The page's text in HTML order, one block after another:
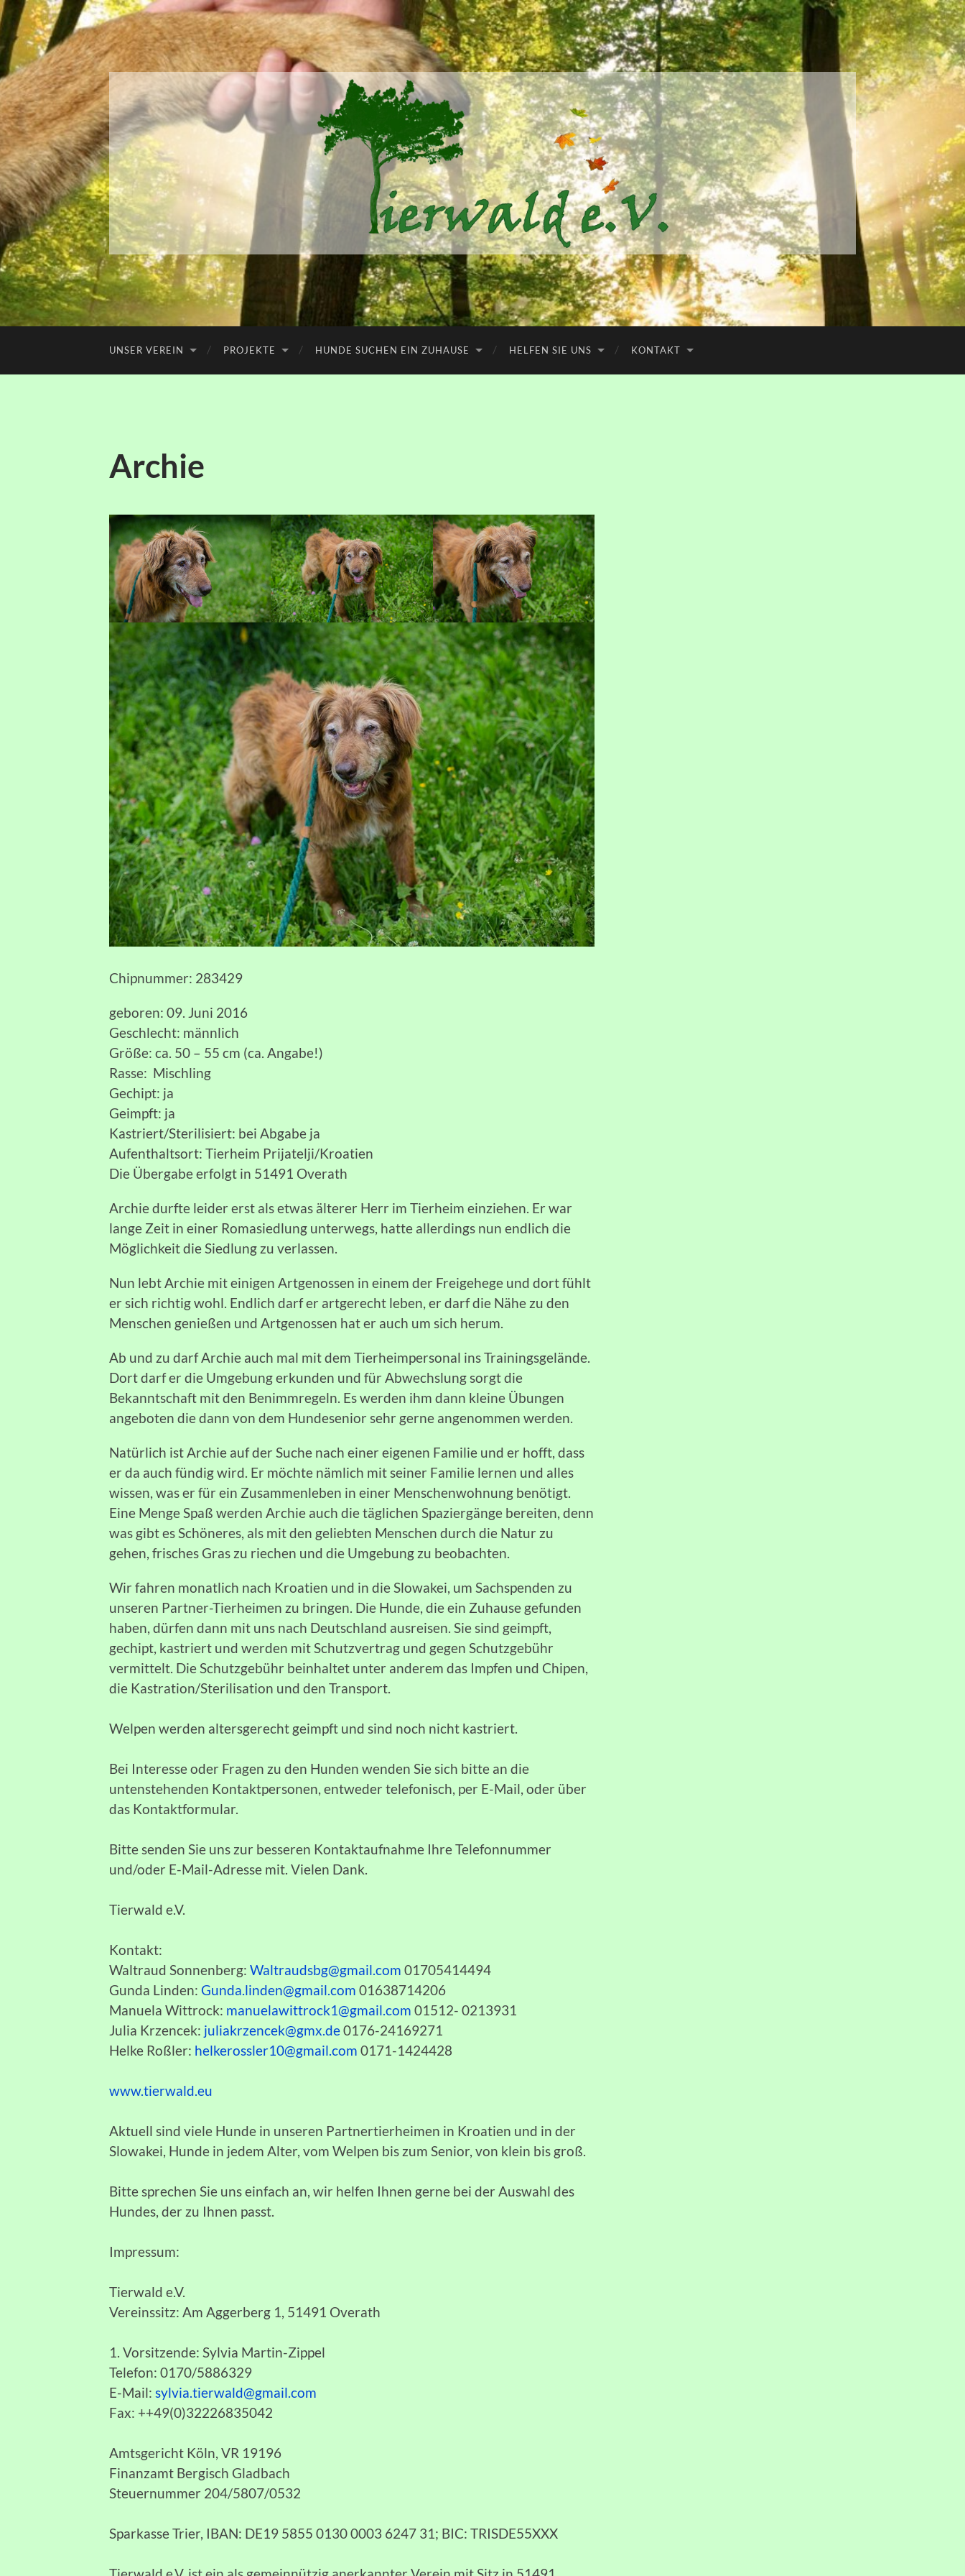
Tierwald
e.V.
UNSER VEREIN PROJEKTE HUNDE SUCHEN EIN ZUHAUSE HELFEN SIE UNS KONTAKT
Archie
Chipnummer: 283429
geboren: 09. Juni 2016
Geschlecht: männlich
Größe: ca. 50 – 55 cm (ca. Angabe!)
Rasse: Mischling
Gechipt: ja
Geimpft: ja
Kastriert/Sterilisiert: bei Abgabe ja
Aufenthaltsort: Tierheim Prijatelji/Kroatien
Die Übergabe erfolgt in 51491 Overath
Archie durfte leider erst als etwas älterer Herr im Tierheim einziehen. Er war
lange Zeit in einer Romasiedlung unterwegs, hatte allerdings nun endlich die
Möglichkeit die Siedlung zu verlassen.
Nun lebt Archie mit einigen Artgenossen in einem der Freigehege und dort fühlt
er sich richtig wohl. Endlich darf er artgerecht leben, er darf die Nähe zu den
Menschen genießen und Artgenossen hat er auch um sich herum.
Ab und zu darf Archie auch mal mit dem Tierheimpersonal ins Trainingsgelände.
Dort darf er die Umgebung erkunden und für Abwechslung sorgt die
Bekanntschaft mit den Benimmregeln. Es werden ihm dann kleine Übungen
angeboten die dann von dem Hundesenior sehr gerne angenommen werden.
Natürlich ist Archie auf der Suche nach einer eigenen Familie und er hofft, dass
er da auch fündig wird. Er möchte nämlich mit seiner Familie lernen und alles
wissen, was er für ein Zusammenleben in einer Menschenwohnung benötigt.
Eine Menge Spaß werden Archie auch die täglichen Spaziergänge bereiten, denn
was gibt es Schöneres, als mit den geliebten Menschen durch die Natur zu
gehen, frisches Gras zu riechen und die Umgebung zu beobachten.
Wir fahren monatlich nach Kroatien und in die Slowakei, um Sachspenden zu
unseren Partner-Tierheimen zu bringen. Die Hunde, die ein Zuhause gefunden
haben, dürfen dann mit uns nach Deutschland ausreisen. Sie sind geimpft,
gechipt, kastriert und werden mit Schutzvertrag und gegen Schutzgebühr
vermittelt. Die Schutzgebühr beinhaltet unter anderem das Impfen und Chipen,
die Kastration/Sterilisation und den Transport.
Welpen werden altersgerecht geimpft und sind noch nicht kastriert.
Bei Interesse oder Fragen zu den Hunden wenden Sie sich bitte an die
untenstehenden Kontaktpersonen, entweder telefonisch, per E-Mail, oder über
das Kontaktformular.
Bitte senden Sie uns zur besseren Kontaktaufnahme Ihre Telefonnummer
und/oder E-Mail-Adresse mit. Vielen Dank.
Tierwald e.V.
Kontakt:
Waltraud Sonnenberg: Waltraudsbg@gmail.com 01705414494
Gunda Linden: Gunda.linden@gmail.com 01638714206
Manuela Wittrock: manuelawittrock1@gmail.com 01512- 0213931
Julia Krzencek: juliakrzencek@gmx.de0176-24169271
Helke Roßler: helkerossler10@gmail.com 0171-1424428
www.tierwald.eu
Aktuell sind viele Hunde in unseren Partnertierheimen in Kroatien und in der
Slowakei, Hunde in jedem Alter, vom Welpen bis zum Senior, von klein bis groß.
Bitte sprechen Sie uns einfach an, wir helfen Ihnen gerne bei der Auswahl des
Hundes, der zu Ihnen passt.
Impressum:
Tierwald e.V.
Vereinssitz: Am Aggerberg 1, 51491 Overath
1. Vorsitzende: Sylvia Martin-Zippel
Telefon: 0170/5886329
E-Mail: sylvia.tierwald@gmail.com
Fax: ++49(0)32226835042
Amtsgericht Köln, VR 19196
Finanzamt Bergisch Gladbach
Steuernummer 204/5807/0532
Sparkasse Trier, IBAN: DE19 5855 0130 0003 6247 31; BIC: TRISDE55XXX